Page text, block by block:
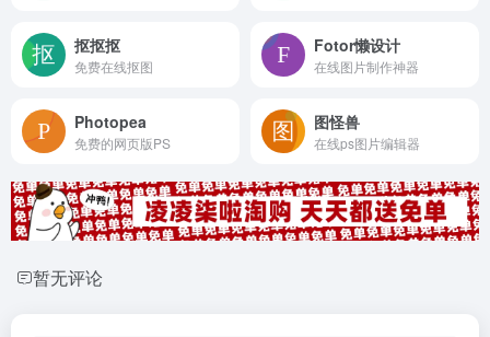
抠抠抠
免费在线抠图
Fotor懒设计
在线图片制作神器
Photopea
免费的网页版PS
图怪兽
在线ps图片编辑器
暂无评论